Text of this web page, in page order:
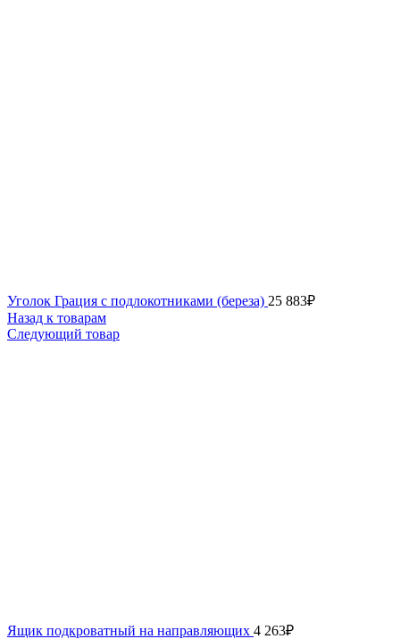
Уголок Грация с подлокотниками (береза) 25 883₽
Назад к товарам
Следующий товар
Ящик подкроватный на направляющих 4 263₽